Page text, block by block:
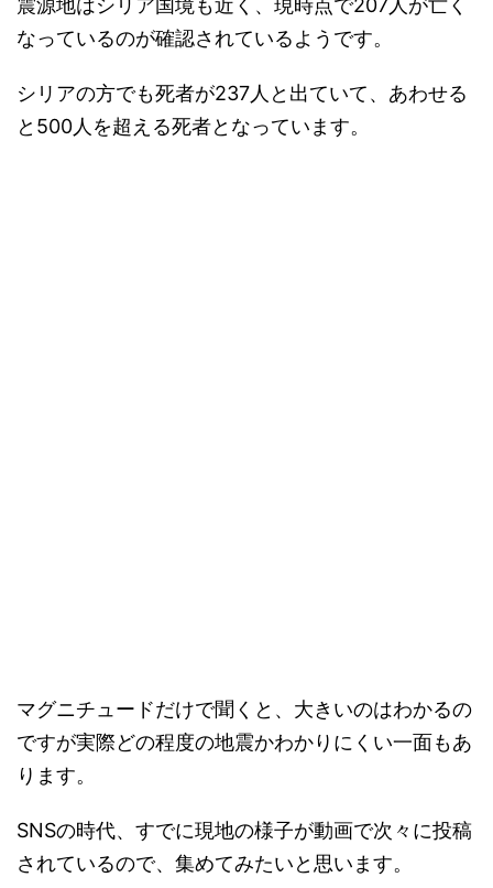
震源地はシリア国境も近く、現時点で207人が亡く
なっているのが確認されているようです。
シリアの方でも死者が237人と出ていて、あわせる
と500人を超える死者となっています。
マグニチュードだけで聞くと、大きいのはわかるの
ですが実際どの程度の地震かわかりにくい一面もあ
ります。
SNSの時代、すでに現地の様子が動画で次々に投稿
されているので、集めてみたいと思います。